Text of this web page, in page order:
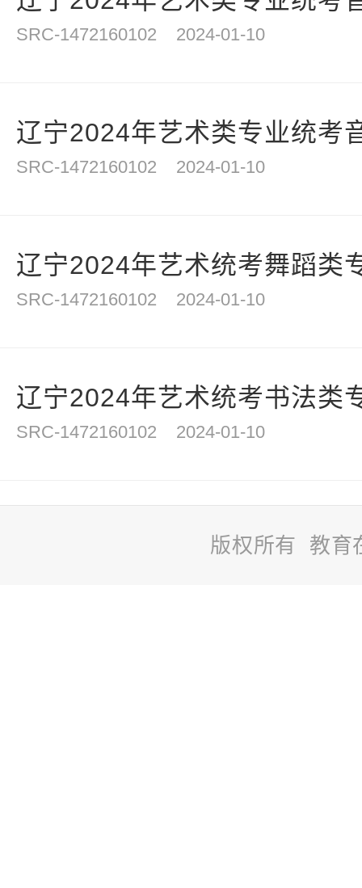
SRC-1472160102 2024-01-10
辽宁2024年艺术类专业统考
SRC-1472160102 2024-01-10
辽宁2024年艺术统考舞蹈类
SRC-1472160102 2024-01-10
辽宁2024年艺术统考书法类
SRC-1472160102 2024-01-10
版权所有 教育